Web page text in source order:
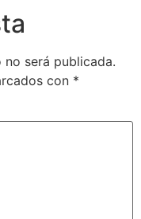
será publicada.
con *